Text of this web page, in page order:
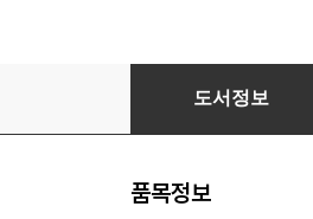
?科書の?定化!? (安
도서정보
품목정보